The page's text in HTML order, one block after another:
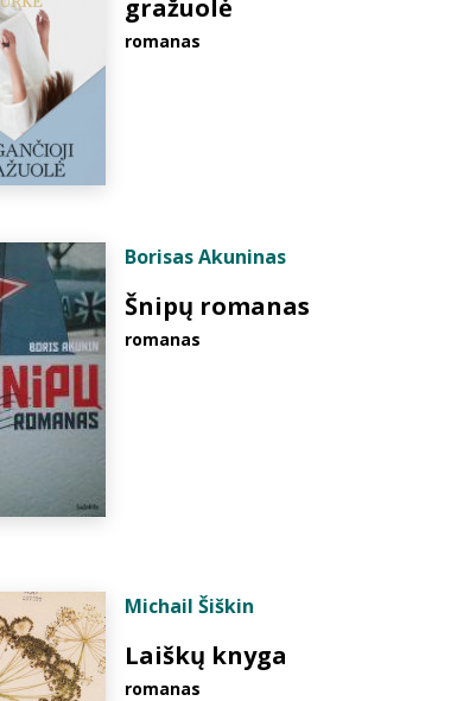
gražuolė
romanas
Borisas Akuninas
Šnipų romanas
romanas
Michail Šiškin
Laiškų knyga
romanas